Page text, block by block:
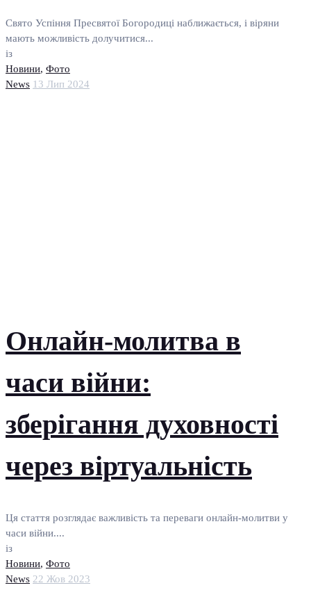
Свято Успіння Пресвятої Богородиці наближається, і віряни
мають можливість долучитися...
із
Новини, Фото
News 13 Лип 2024
Онлайн-молитва в
часи війни:
зберігання духовності
через віртуальність
Ця стаття розглядає важливість та переваги онлайн-молитви у
часи війни....
із
Новини, Фото
News 22 Жов 2023